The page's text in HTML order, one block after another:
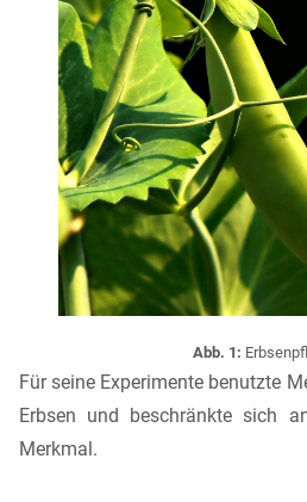
Abb. 1:
Für seine Experimente benutzte
Erbsen und beschränkte sich
Merkmal.